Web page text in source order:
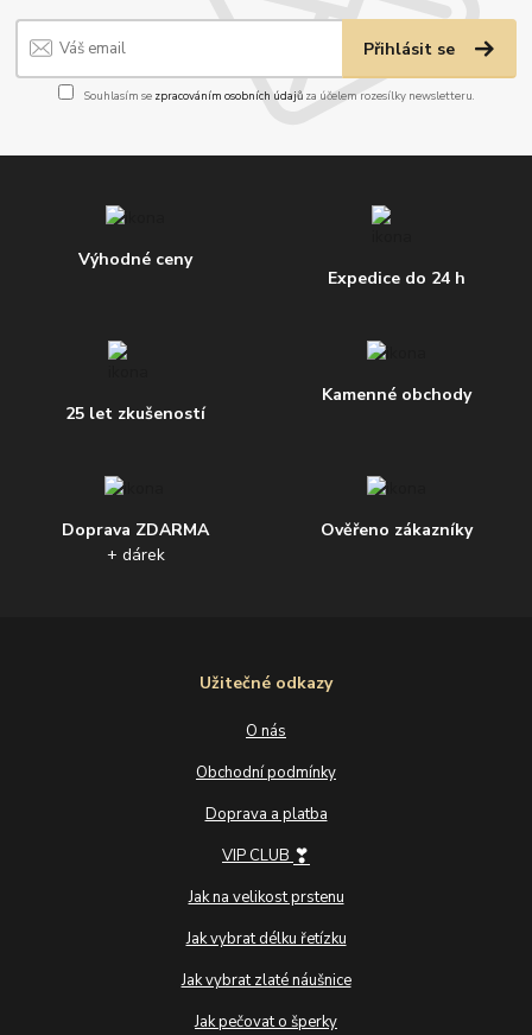
Přihlásit se
Souhlasím se zpracováním osobních údajůza účelem rozesílky newsletteru.
Výhodné ceny
Expedice do 24 h
25 let zkušeností
Kamenné obchody
Doprava ZDARMA
+ dárek
Ověřeno zákazníky
Užitečné odkazy
O nás
Obchodní podmínky
Doprava a platba
VIP CLUB ❣
Jak na velikost prstenu
Jak vybrat délku řetízku
Jak vybrat zlaté náušnice
Jak pečovat o šperky